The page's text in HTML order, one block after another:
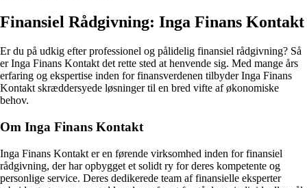
Finansiel Rådgivning: Inga Finans Kontakt
Er du på udkig efter professionel og pålidelig finansiel rådgivning? Så
er Inga Finans Kontakt det rette sted at henvende sig. Med mange års
erfaring og ekspertise inden for finansverdenen tilbyder Inga Finans
Kontakt skræddersyede løsninger til en bred vifte af økonomiske
behov.
Om Inga Finans Kontakt
Inga Finans Kontakt er en førende virksomhed inden for finansiel
rådgivning, der har opbygget et solidt ry for deres kompetente og
personlige service. Deres dedikerede team af finansielle eksperter